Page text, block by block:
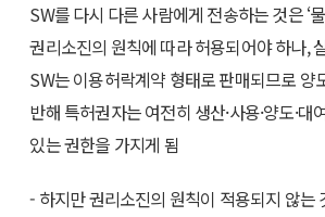
SW를 다시 다른 사람에게 전송하는 것은 ‘
권리소진의 원칙에 따라 허용되어야 하나,
SW는 이용허락계약 형태로 판매되므로 양
반해 특허권자는 여전히 생산·사용·양도·대
있는 권한을 가지게 됨
- 하지만 권리소진의 원칙이 적용되지 않는